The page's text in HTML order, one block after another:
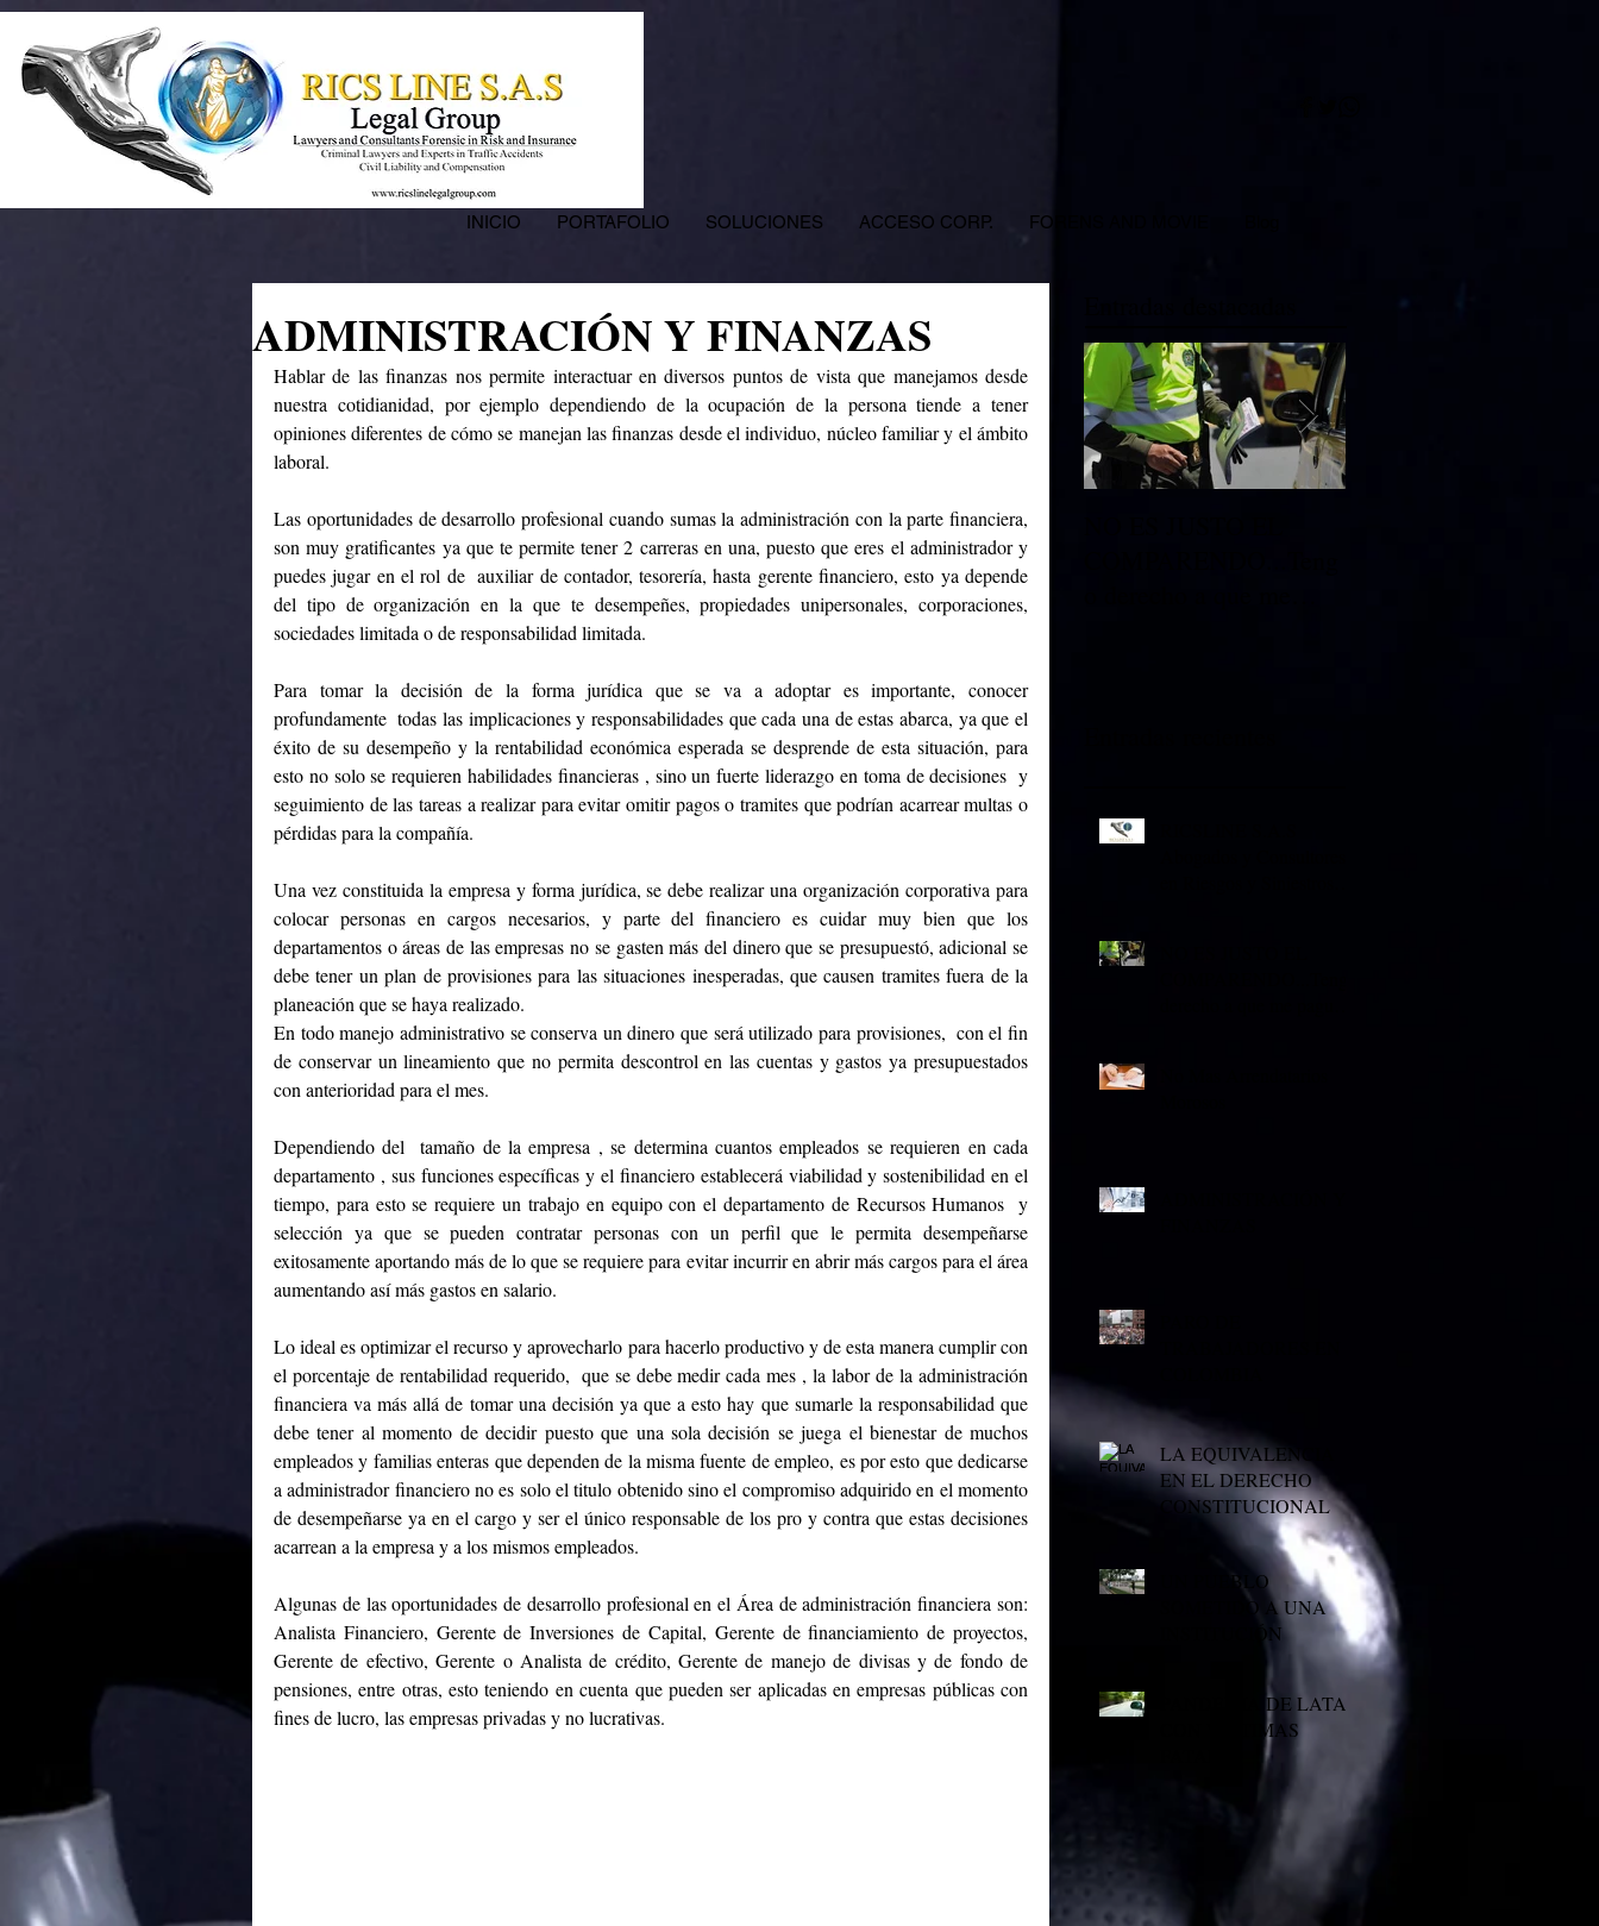
INICIO PORTAFOLIO SOLUCIONES ACCESO CORP. FORENS AND MOVIE
ADMINISTRACIÓN Y FINANZAS
Hablar de las finanzas nos permite interactuar en diversos puntos de vista que manejamos desde
nuestra cotidianidad, por ejemplo dependiendo de la ocupación de la persona tiende a tener
opiniones diferentes de cómo se manejan las finanzas desde el individuo, núcleo familiar y el ámbito
laboral.
Las oportunidades de desarrollo profesional cuando sumas la administración con la parte financiera,
son muy gratificantes ya que te permite tener 2 carreras en una, puesto que eres el administrador y
puedes jugar en el rol de  auxiliar de contador, tesorería, hasta gerente financiero, esto ya depende
del tipo de organización en la que te desempeñes, propiedades unipersonales, corporaciones,
sociedades limitada o de responsabilidad limitada.
Para tomar la decisión de la forma jurídica que se va a adoptar es importante, conocer
profundamente  todas las implicaciones y responsabilidades que cada una de estas abarca, ya que el
éxito de su desempeño y la rentabilidad económica esperada se desprende de esta situación, para
esto no solo se requieren habilidades financieras , sino un fuerte liderazgo en toma de decisiones  y
seguimiento de las tareas a realizar para evitar omitir pagos o tramites que podrían acarrear multas o
pérdidas para la compañía.
Una vez constituida la empresa y forma jurídica, se debe realizar una organización corporativa para
colocar personas en cargos necesarios, y parte del financiero es cuidar muy bien que los
departamentos o áreas de las empresas no se gasten más del dinero que se presupuestó, adicional se
debe tener un plan de provisiones para las situaciones inesperadas, que causen tramites fuera de la
planeación que se haya realizado.
En todo manejo administrativo se conserva un dinero que será utilizado para provisiones,  con el fin
de conservar un lineamiento que no permita descontrol en las cuentas y gastos ya presupuestados
con anterioridad para el mes.
Dependiendo del  tamaño de la empresa , se determina cuantos empleados se requieren en cada
departamento , sus funciones específicas y el financiero establecerá viabilidad y sostenibilidad en el
tiempo, para esto se requiere un trabajo en equipo con el departamento de Recursos Humanos  y
selección ya que se pueden contratar personas con un perfil que le permita desempeñarse
exitosamente aportando más de lo que se requiere para evitar incurrir en abrir más cargos para el área
aumentando así más gastos en salario.
Lo ideal es optimizar el recurso y aprovecharlo para hacerlo productivo y de esta manera cumplir con
el porcentaje de rentabilidad requerido,  que se debe medir cada mes , la labor de la administración
financiera va más allá de tomar una decisión ya que a esto hay que sumarle la responsabilidad que
debe tener al momento de decidir puesto que una sola decisión se juega el bienestar de muchos
empleados y familias enteras que dependen de la misma fuente de empleo, es por esto que dedicarse
a administrador financiero no es solo el titulo obtenido sino el compromiso adquirido en el momento
de desempeñarse ya en el cargo y ser el único responsable de los pro y contra que estas decisiones
acarrean a la empresa y a los mismos empleados.
Algunas de las oportunidades de desarrollo profesional en el Área de administración financiera son:
Analista Financiero, Gerente de Inversiones de Capital, Gerente de financiamiento de proyectos,
Gerente de efectivo, Gerente o Analista de crédito, Gerente de manejo de divisas y de fondo de
pensiones, entre otras, esto teniendo en cuenta que pueden ser aplicadas en empresas públicas con
fines de lucro, las empresas privadas y no lucrativas.
LA EQUIVALENCIA
EN EL DERECHO
CONSTITUCIONAL
UN PUEBLO
SOMETIDO A UNA
INSTITUCIÓN
PANDEMIA DE LATAS
CON VICTIMAS